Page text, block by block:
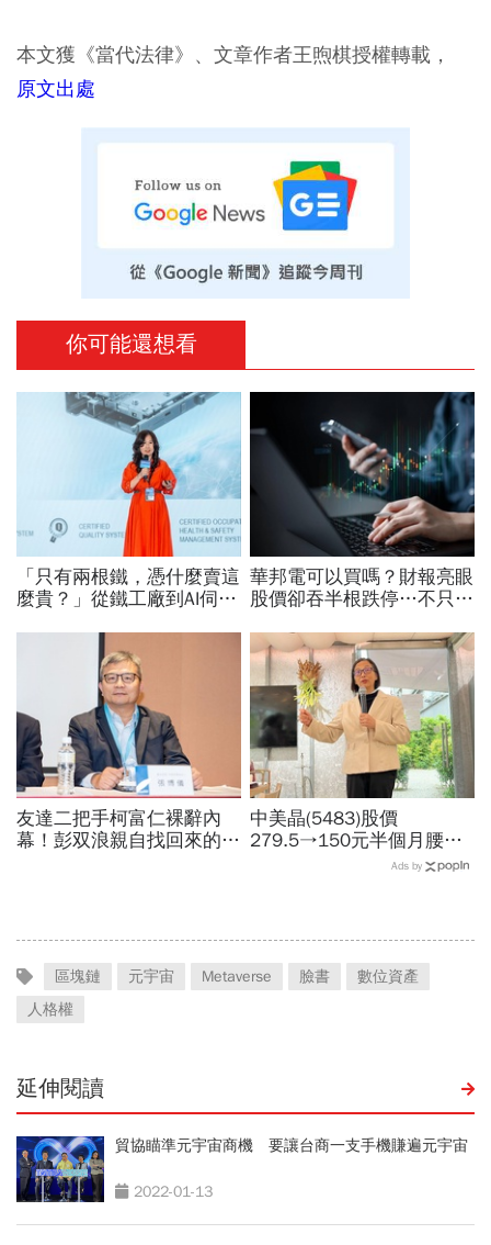
本文獲《當代法律》、文章作者王煦棋授權轉載，
原文出處
你可能還想看
「只有兩根鐵，憑什麼賣這
麼貴？」從鐵工廠到AI伺服
城河創造超高毛利率
華邦電可以買嗎？財報亮眼
股價卻吞半根跌停…不只外
張利空，要抱要殺全看2重
點
友達二把手柯富仁裸辭內
幕！彭双浪親自找回來的接
中美晶(5483)股價
279.5→150元半個月腰
斬，徐秀蘭端出Q2好成
Ads by
區塊鏈 元宇宙 Metaverse 臉書
數位資產
人格權
延伸閱讀
貿協瞄準元宇宙商機 要讓台商一支手機賺遍元宇宙
2022-01-13